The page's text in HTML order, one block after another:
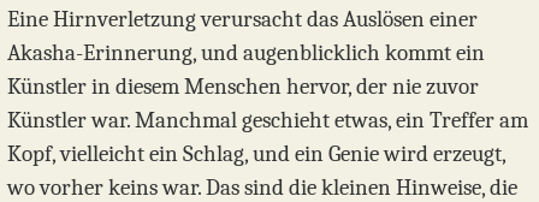
Eine Hirnverletzung verursacht das Auslösen einer
Akasha-Erinnerung, und augenblicklich kommt ein
Künstler in diesem Menschen hervor, der nie zuvor
Künstler war. Manchmal geschieht etwas, ein Treffer am
Kopf, vielleicht ein Schlag, und ein Genie wird erzeugt,
wo vorher keins war. Das sind die kleinen Hinweise, die